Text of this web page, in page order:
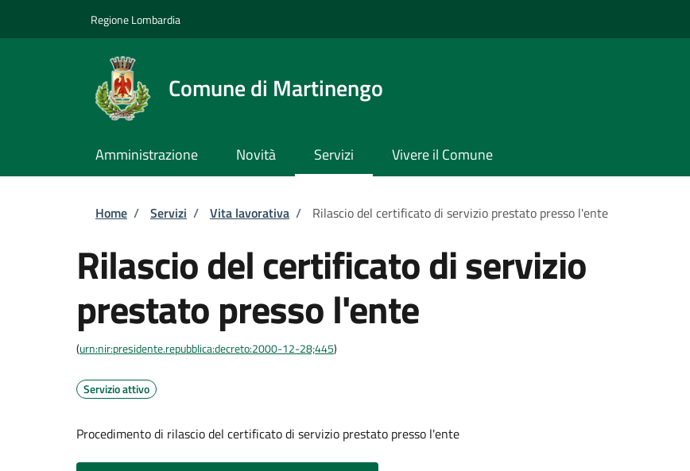
Regione Lombardia
Comune di Martinengo
Amministrazione Novità Servizi Vivere il Comune
Briciole di pane
Home / Servizi / Vita lavorativa / Rilascio del certificato di servizio prestato presso l'ente
Rilascio del certificato di servizio
prestato presso l'ente
(urn:nir:presidente.repubblica:decreto:2000-12-28;445)
Servizio attivo
Procedimento di rilascio del certificato di servizio prestato presso l'ente